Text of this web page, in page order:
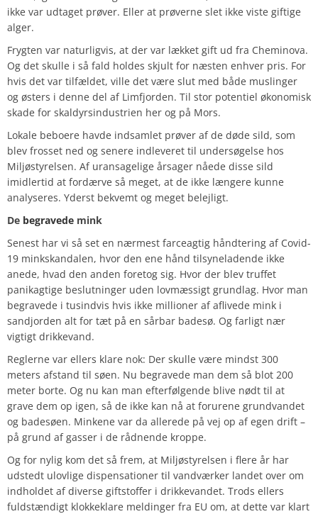
ikke var udtaget prøver. Eller at prøverne slet ikke viste giftige
alger.
Frygten var naturligvis, at der var lækket gift ud fra Cheminova.
Og det skulle i så fald holdes skjult for næsten enhver pris. For
hvis det var tilfældet, ville det være slut med både muslinger
og østers i denne del af Limfjorden. Til stor potentiel økonomisk
skade for skaldyrsindustrien her og på Mors.
Lokale beboere havde indsamlet prøver af de døde sild, som
blev frosset ned og senere indleveret til undersøgelse hos
Miljøstyrelsen. Af uransagelige årsager nåede disse sild
imidlertid at fordærve så meget, at de ikke længere kunne
analyseres. Yderst bekvemt og meget belejligt.
De begravede mink
Senest har vi så set en nærmest farceagtig håndtering af Covid-
19 minkskandalen, hvor den ene hånd tilsyneladende ikke
anede, hvad den anden foretog sig. Hvor der blev truffet
panikagtige beslutninger uden lovmæssigt grundlag. Hvor man
begravede i tusindvis hvis ikke millioner af aflivede mink i
sandjorden alt for tæt på en sårbar badesø. Og farligt nær
vigtigt drikkevand.
Reglerne var ellers klare nok: Der skulle være mindst 300
meters afstand til søen. Nu begravede man dem så blot 200
meter borte. Og nu kan man efterfølgende blive nødt til at
grave dem op igen, så de ikke kan nå at forurene grundvandet
og badesøen. Minkene var da allerede på vej op af egen drift –
på grund af gasser i de rådnende kroppe.
Og for nylig kom det så frem, at Miljøstyrelsen i flere år har
udstedt ulovlige dispensationer til vandværker landet over om
indholdet af diverse giftstoffer i drikkevandet. Trods ellers
fuldstændigt klokkeklare meldinger fra EU om, at dette var klart